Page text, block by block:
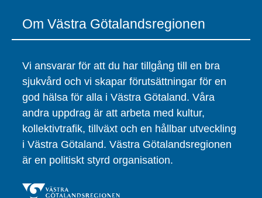
Om Västra Götalandsregionen
Vi ansvarar för att du har tillgång till en bra
sjukvård och vi skapar förutsättningar för en
god hälsa för alla i Västra Götaland. Våra
andra uppdrag är att arbeta med kultur,
kollektivtrafik, tillväxt och en hållbar utveckling
i Västra Götaland. Västra Götalandsregionen
är en politiskt styrd organisation.